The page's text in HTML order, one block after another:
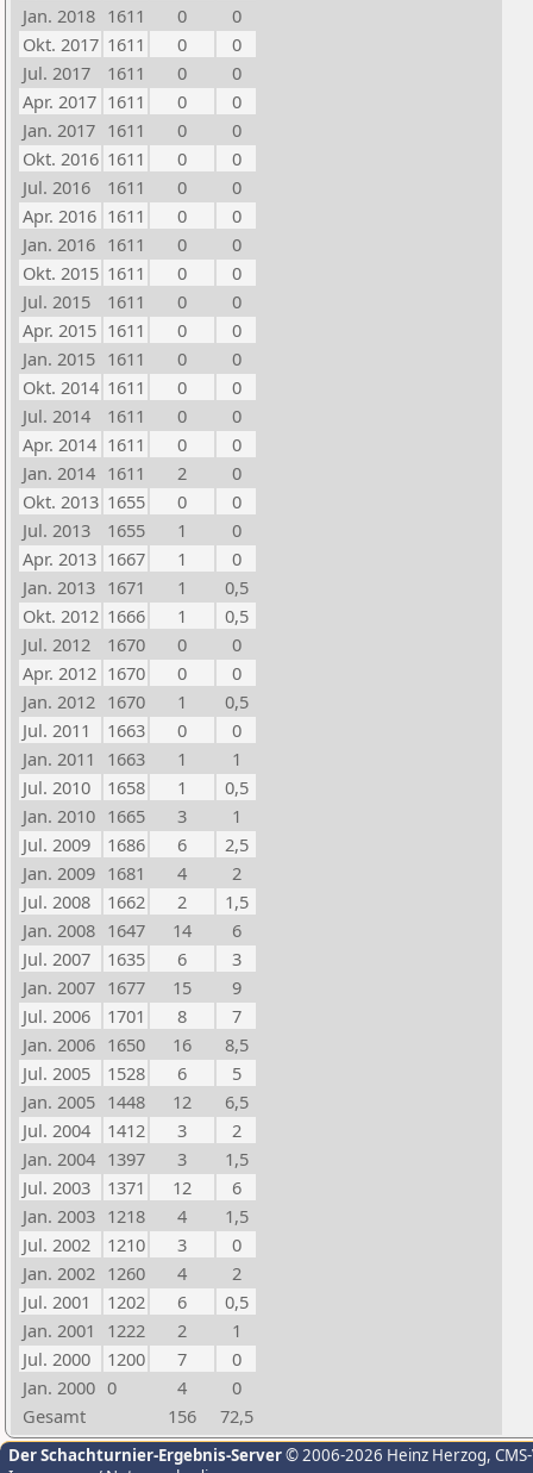
Jan. 2018 1611 0
0
Okt. 2017 1611 0
0
Jul. 2017
1611 0
0
Apr. 2017 1611 0
0
Jan. 2017 1611 0
0
Okt. 2016 1611 0
0
Jul. 2016
1611 0
0
Apr. 2016 1611 0
0
Jan. 2016 1611 0
0
Okt. 2015 1611 0
0
Jul. 2015
1611 0
0
Apr. 2015 1611 0
0
Jan. 2015 1611 0
0
Okt. 2014 1611 0
0
Jul. 2014
1611 0
0
Apr. 2014 1611 0
0
Jan. 2014 1611 2
0
Okt. 2013 1655 0
0
Jul. 2013
1655 1
0
Apr. 2013 1667 1
0
Jan. 2013 1671 1
0,5
Okt. 2012 1666 1
0,5
Jul. 2012
1670 0
0
Apr. 2012 1670 0
0
Jan. 2012 1670 1
0,5
Jul. 2011
1663 0
0
Jan. 2011
1663 1
1
Jul. 2010
1658 1
0,5
Jan. 2010 1665 3
1
Jul. 2009
1686 6
2,5
Jan. 2009 1681 4
2
Jul. 2008
1662 2
1,5
Jan. 2008 1647 14
6
Jul. 2007
1635 6
3
Jan. 2007 1677 15
9
Jul. 2006
1701 8
7
Jan. 2006 1650 16
8,5
Jul. 2005
1528 6
5
Jan. 2005 1448 12
6,5
Jul. 2004
1412 3
2
Jan. 2004 1397 3
1,5
Jul. 2003
1371 12
6
Jan. 2003 1218 4
1,5
Jul. 2002
1210 3
0
Jan. 2002 1260 4
2
Jul. 2001
1202 6
0,5
Jan. 2001
1222 2
1
Jul. 2000
1200 7
0
Jan. 2000 0 4
0
Gesamt
156 72,5
Der Schachturnier-Ergebnis-Server© 2006-2026 Heinz Herzog,